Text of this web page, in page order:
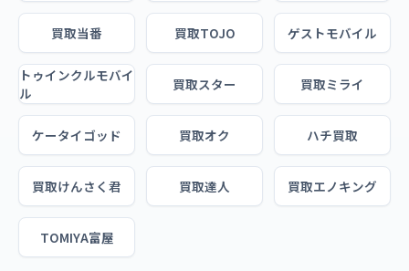
買取当番 買取TOJO ゲストモバイル
トゥインクルモバイ
ル
買取スター 買取ミライ
ケータイゴッド 買取オク ハチ買取
買取けんさく君 買取達人 買取エノキング
TOMIYA富屋